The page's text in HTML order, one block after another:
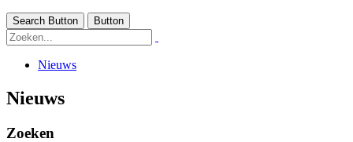
Search Button Button
Nieuws
Nieuws
Zoeken